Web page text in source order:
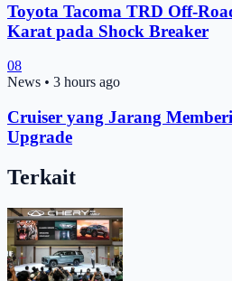
Toyota Tacoma TRD Off-
Karat pada Shock Breaker
08
News • 3 hours ago
Cruiser yang Jarang
Upgrade
Terkait